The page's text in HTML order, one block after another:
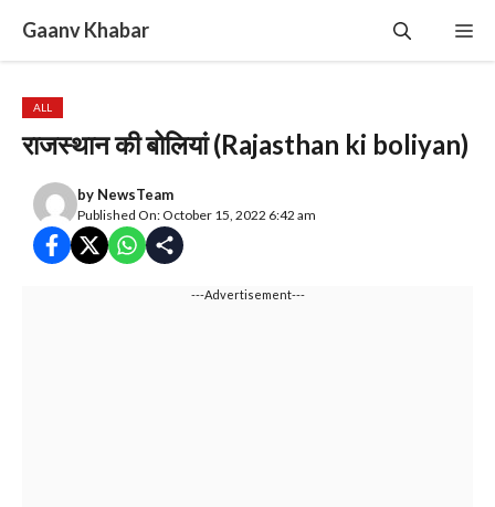
content
Gaanv Khabar
ALL
राजस्थान की बोलियां (Rajasthan ki boliyan)
by NewsTeam
Published On: October 15, 2022 6:42 am
---Advertisement---